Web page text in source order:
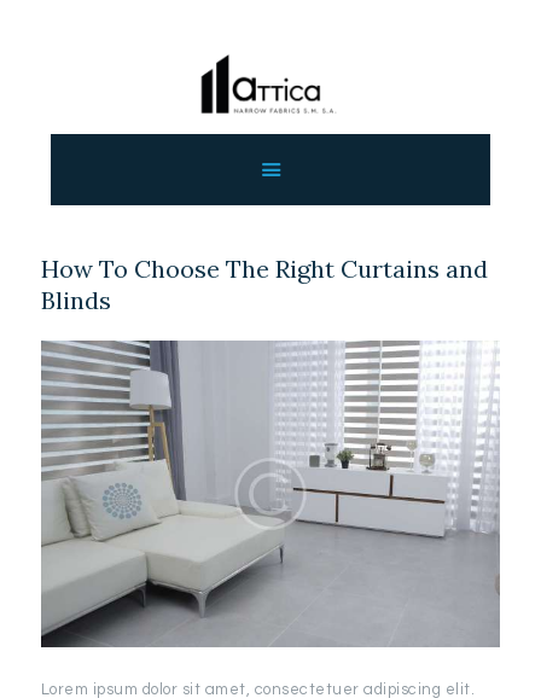
ΕΠΙΚΟΙΝΩΝΙΑ
ΕΛΛΗΝΙΚΆ
How To Choose The Right Curtains and
Blinds
Lorem ipsum dolor sit amet, consectetuer adipiscing elit.